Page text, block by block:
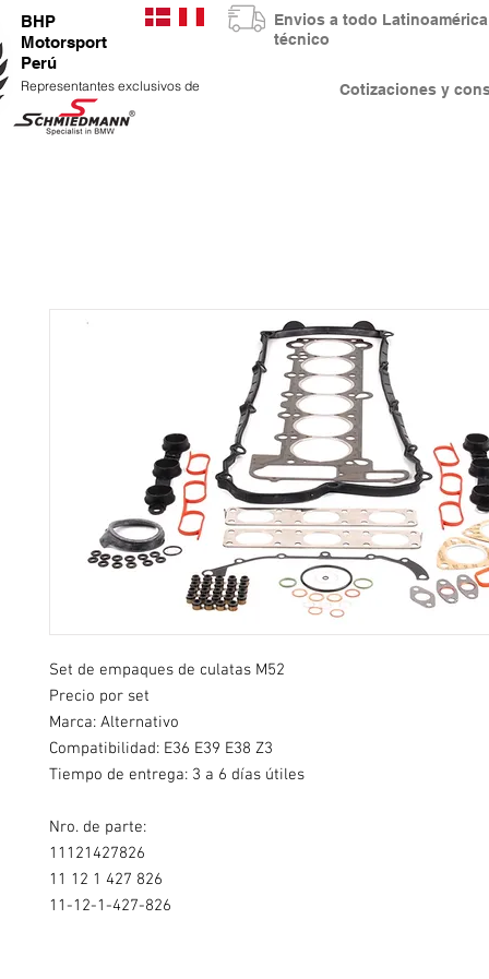
BHP
Motorsport
Perú
Representantes exclusivos de Cotizaciones y
Envios a todo
técnico
Set de empaques de culatas M52
Precio por set
Marca: Alternativo
Compatibilidad: E36 E39 E38 Z3
Tiempo de entrega: 3 a 6 días útiles
Nro. de parte:
11121427826
11 12 1 427 826
11-12-1-427-826